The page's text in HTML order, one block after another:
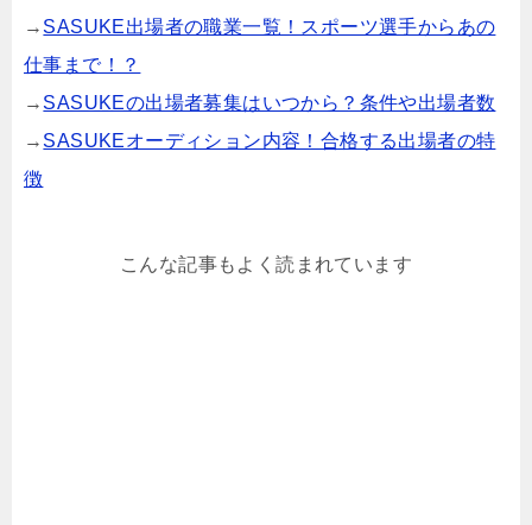
→ SASUKE出場者の職業一覧！スポーツ選手からあの
仕事まで！？
→ SASUKEの出場者募集はいつから？条件や出場者数
→ SASUKEオーディション内容！合格する出場者の特
徴
こんな記事もよく読まれています